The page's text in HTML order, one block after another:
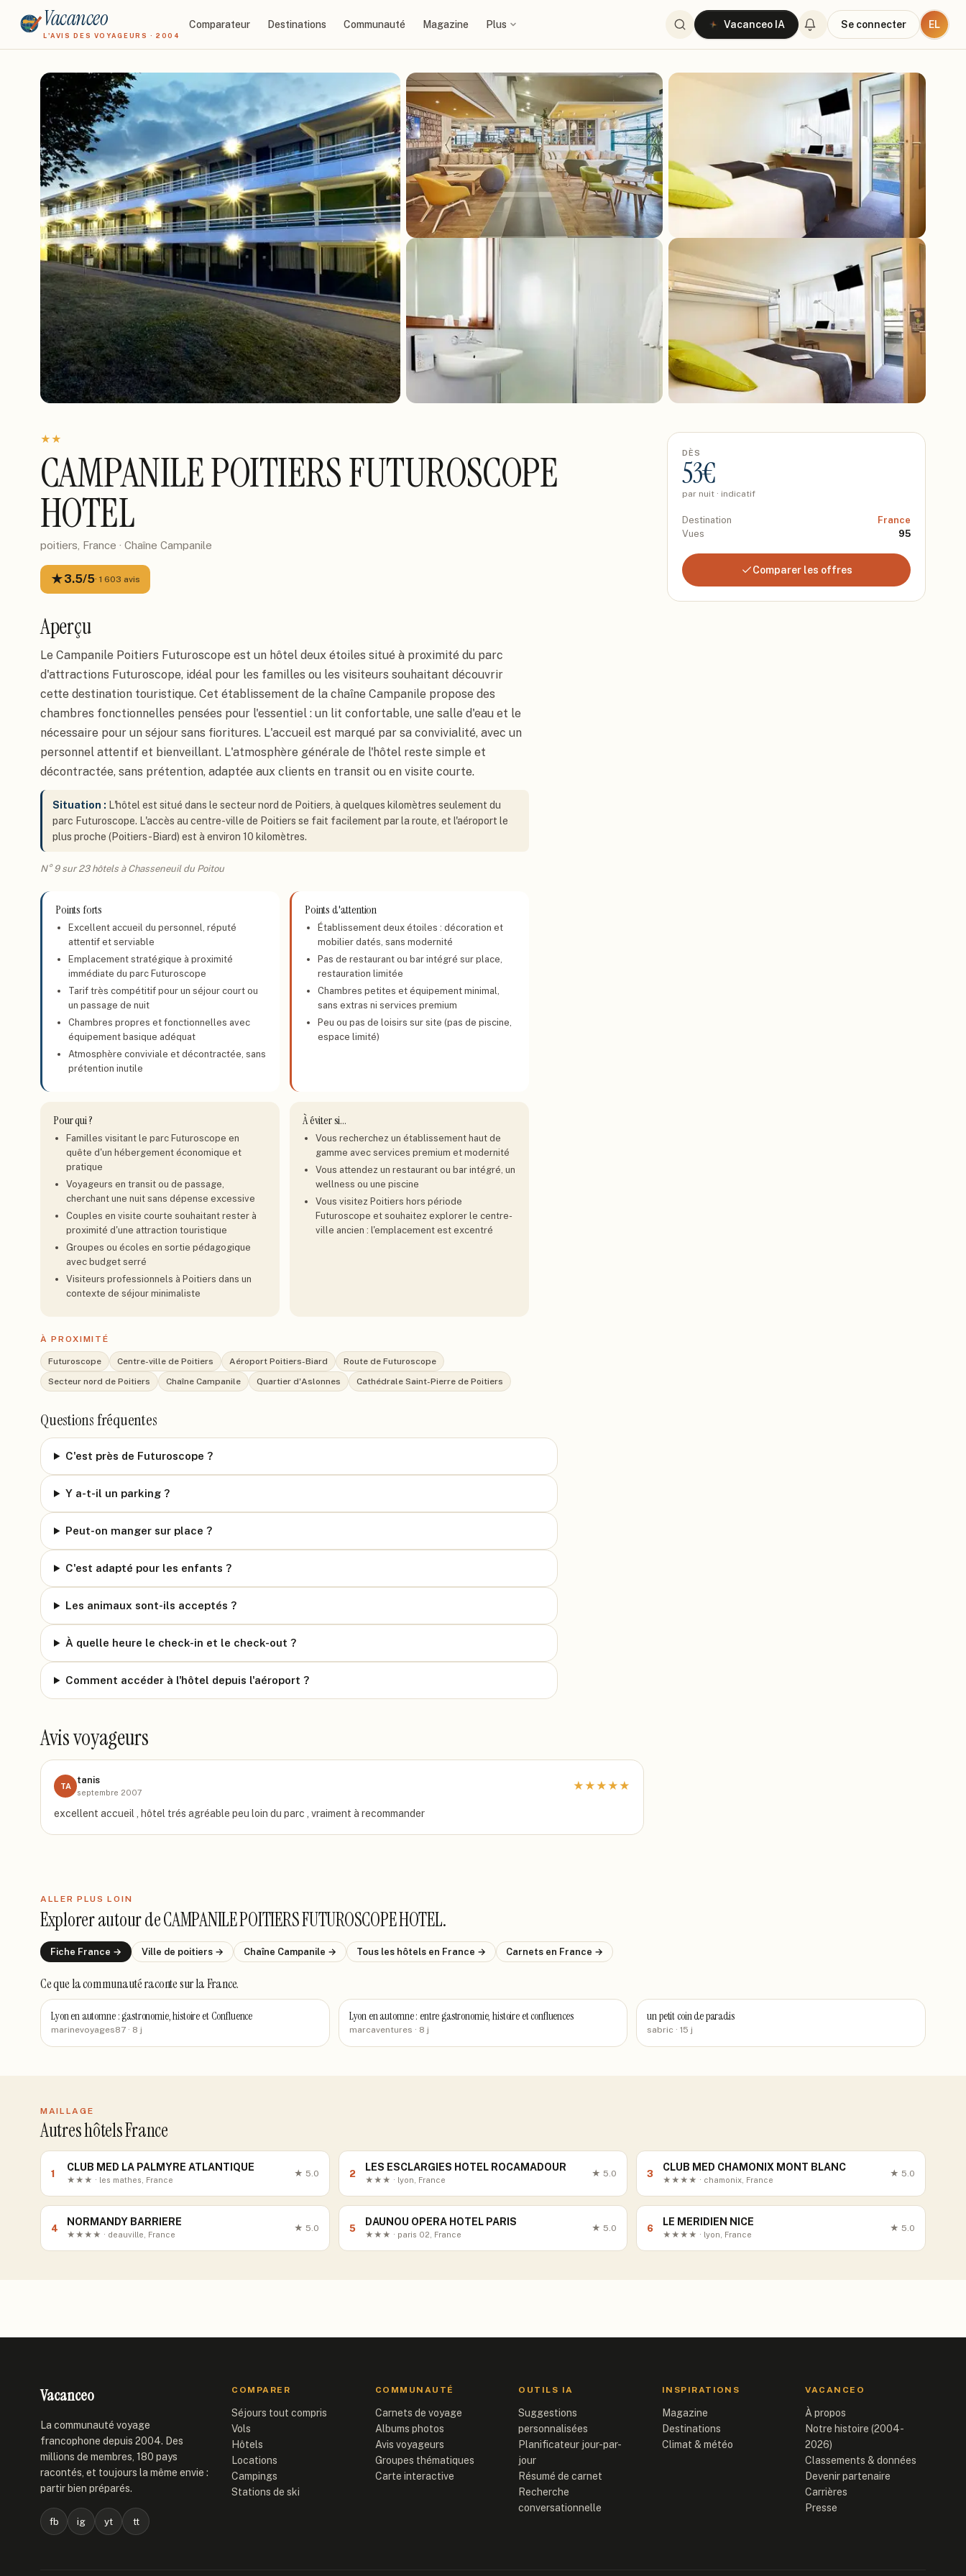
Vacanceo
L'AVIS DES VOYAGEURS · 2004
Comparateur Destinations Communauté Magazine Plus Vacanceo IA Se connecter EL
★★
CAMPANILE POITIERS FUTUROSCOPE
HOTEL
poitiers, France · Chaîne Campanile
★3.5/5· 1 603 avis
Aperçu
Le Campanile Poitiers Futuroscope est un hôtel deux étoiles situé à proximité du parc
d'attractions Futuroscope, idéal pour les familles ou les visiteurs souhaitant découvrir
cette destination touristique. Cet établissement de la chaîne Campanile propose des
chambres fonctionnelles pensées pour l'essentiel : un lit confortable, une salle d'eau et le
nécessaire pour un séjour sans fioritures. L'accueil est marqué par sa convivialité, avec un
personnel attentif et bienveillant. L'atmosphère générale de l'hôtel reste simple et
décontractée, sans prétention, adaptée aux clients en transit ou en visite courte.
Situation : L'hôtel est situé dans le secteur nord de Poitiers, à quelques kilomètres seulement du
parc Futuroscope. L'accès au centre-ville de Poitiers se fait facilement par la route, et l'aéroport le
plus proche (Poitiers-Biard) est à environ 10 kilomètres.
N° 9 sur 23 hôtels à Chasseneuil du Poitou
Points forts
Excellent accueil du personnel, réputé
attentif et serviable
Emplacement stratégique à proximité
immédiate du parc Futuroscope
Tarif très compétitif pour un séjour court ou
un passage de nuit
Chambres propres et fonctionnelles avec
équipement basique adéquat
Atmosphère conviviale et décontractée, sans
prétention inutile
Points d'attention
Établissement deux étoiles : décoration et
mobilier datés, sans modernité
Pas de restaurant ou bar intégré sur place,
restauration limitée
Chambres petites et équipement minimal,
sans extras ni services premium
Peu ou pas de loisirs sur site (pas de piscine,
espace limité)
Pour qui ?
Familles visitant le parc Futuroscope en
quête d'un hébergement économique et
pratique
Voyageurs en transit ou de passage,
cherchant une nuit sans dépense excessive
Couples en visite courte souhaitant rester à
proximité d'une attraction touristique
Groupes ou écoles en sortie pédagogique
avec budget serré
Visiteurs professionnels à Poitiers dans un
contexte de séjour minimaliste
À éviter si…
Vous recherchez un établissement haut de
gamme avec services premium et modernité
Vous attendez un restaurant ou bar intégré, un
wellness ou une piscine
Vous visitez Poitiers hors période
Futuroscope et souhaitez explorer le centre-
ville ancien : l'emplacement est excentré
À PROXIMITÉ
Futuroscope Centre-ville de Poitiers Aéroport Poitiers-Biard
Route de Futuroscope
Secteur nord de Poitiers
Chaîne Campanile Quartier d'Aslonnes Cathédrale Saint-Pierre de Poitiers
Questions fréquentes
C'est près de Futuroscope ?
Y a-t-il un parking ?
Peut-on manger sur place ?
C'est adapté pour les enfants ?
Les animaux sont-ils acceptés ?
À quelle heure le check-in et le check-out ?
Comment accéder à l'hôtel depuis l'aéroport ?
Avis voyageurs
TA
tanis
septembre 2007
★★★★★
excellent accueil , hôtel trés agréable peu loin du parc , vraiment à recommander
DÈS
53€
par nuit · indicatif
Destination
France
Vues
95
Comparer les offres
ALLER PLUS LOIN
Explorer autour deCAMPANILE POITIERS FUTUROSCOPE HOTEL.
Fiche France → Ville de poitiers → Chaîne Campanile → Tous les hôtels en France → Carnets en France →
Ce que la communauté racontesur la France.
Lyon en automne : gastronomie, histoire et Confluence
marinevoyages87 · 8 j
Lyon en automne : entre gastronomie, histoire et confluences
marcaventures · 8 j
un petit coin de paradis
sabric · 15 j
MAILLAGE
Autres hôtels France
1
CLUB MED LA PALMYRE ATLANTIQUE
★★★ · les mathes, France
★ 5.0 2
LES ESCLARGIES HOTEL ROCAMADOUR
★★★ · lyon, France
★ 5.0 3
CLUB MED CHAMONIX MONT BLANC
★★★★ · chamonix, France
★ 5.0
4
NORMANDY BARRIERE
★★★★ · deauville, France
★ 5.0 5
DAUNOU OPERA HOTEL PARIS
★★★ · paris 02, France
★ 5.0 6
LE MERIDIEN NICE
★★★★ · lyon, France
★ 5.0
Vacanceo
La communauté voyage
francophone depuis 2004. Des
millions de membres, 180 pays
racontés, et toujours la même envie :
partir bien préparés.
fb ig yt tt
COMPARER
Séjours tout compris
Vols
Hôtels
Locations
Campings
Stations de ski
COMMUNAUTÉ
Carnets de voyage
Albums photos
Avis voyageurs
Groupes thématiques
Carte interactive
OUTILS IA
Suggestions
personnalisées
Planificateur jour-par-
jour
Résumé de carnet
Recherche
conversationnelle
INSPIRATIONS
Magazine
Destinations
Climat & météo
VACANCEO
À propos
Notre histoire (2004-
2026)
Classements & données
Devenir partenaire
Carrières
Presse